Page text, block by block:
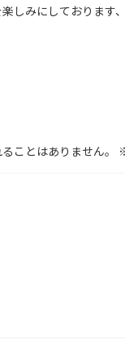
しみにしております
ことはありません。